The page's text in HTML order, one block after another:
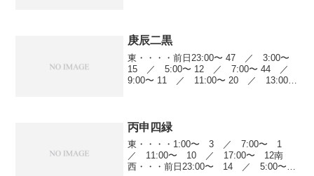
庚辰二黒
東・・・・前日23:00〜 47 ／ 3:00〜
15 ／ 5:00〜 12 ／ 7:00〜 44 ／
9:00〜 11 ／ 11:00〜 20 ／ 13:00〜
丙申四緑
東・・・・1:00〜 3 ／ 7:00〜 1
／ 11:00〜 10 ／ 17:00〜 12南
西・・・前日23:00〜 14 ／ 5:00〜